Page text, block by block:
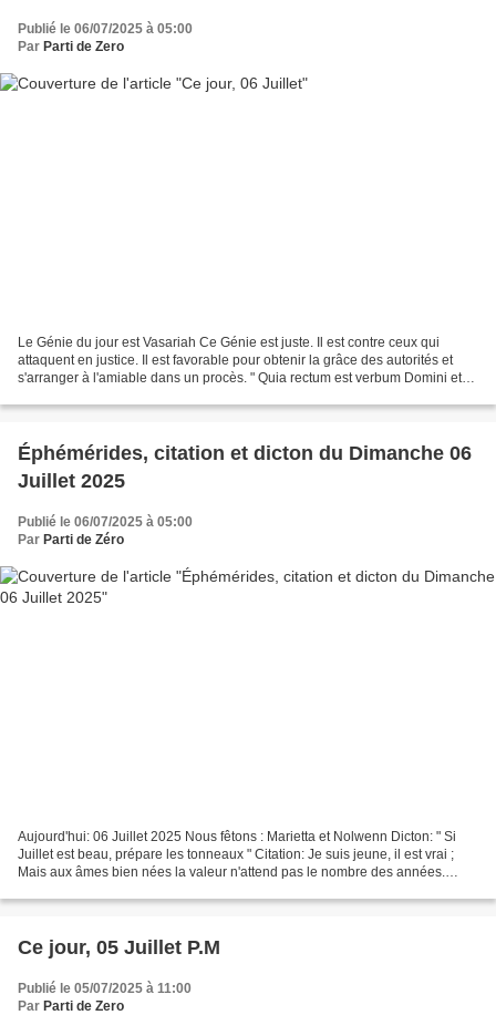
Publié le 06/07/2025 à 05:00
Par Parti de Zero
Le Génie du jour est Vasariah Ce Génie est juste. Il est contre ceux qui
attaquent en justice. Il est favorable pour obtenir la grâce des autorités et
s'arranger à l'amiable dans un procès. " Quia rectum est verbum Domini et
Éphémérides, citation et dicton du Dimanche 06
Juillet 2025
Publié le 06/07/2025 à 05:00
Par Parti de Zéro
Aujourd'hui: 06 Juillet 2025 Nous fêtons : Marietta et Nolwenn Dicton: " Si
Juillet est beau, prépare les tonneaux " Citation: Je suis jeune, il est vrai ;
Mais aux âmes bien nées la valeur n'attend pas le nombre des années.
Ce jour, 05 Juillet P.M
Publié le 05/07/2025 à 11:00
Par Parti de Zero